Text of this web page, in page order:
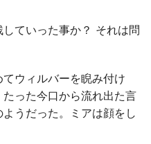
していった事か？ それは問
ウィルバーを睨み付け
った今口から流れ出た言
うだった。ミアは顔をし